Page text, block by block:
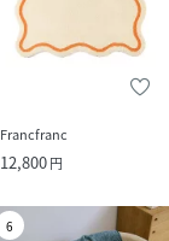
Francfranc
12,800円
6